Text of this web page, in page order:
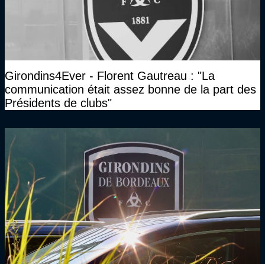
Girondins4Ever - Florent Gautreau : "La
communication était assez bonne de la part des
Présidents de clubs"